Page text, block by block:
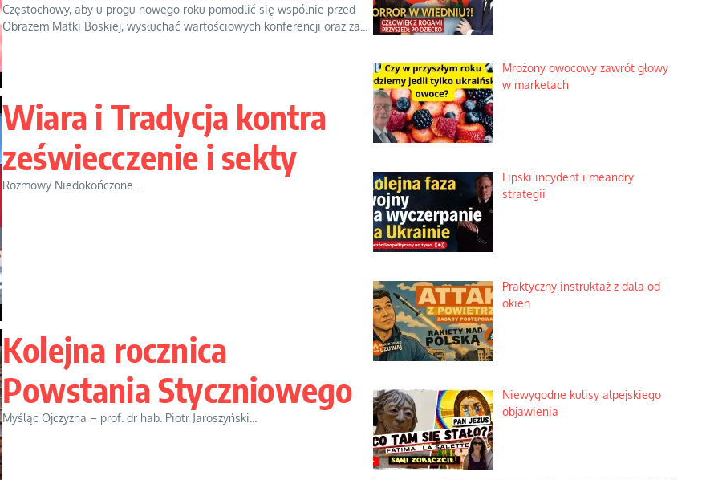
Częstochowy, aby u progu nowego roku pomodlić się wspólnie przed
Obrazem Matki Boskiej, wysłuchać wartościowych konferencji oraz za...
Wiara i Tradycja kontra
zeświecczenie i sekty
Rozmowy Niedokończone...
Kolejna rocznica
Powstania Styczniowego
Myśląc Ojczyzna – prof. dr hab. Piotr Jaroszyński...
Mrożony owocowy zawrót głowy
w marketach
Lipski incydent i meandry
strategii
Praktyczny instruktaż z dala od
okien
Niewygodne kulisy alpejskiego
objawienia